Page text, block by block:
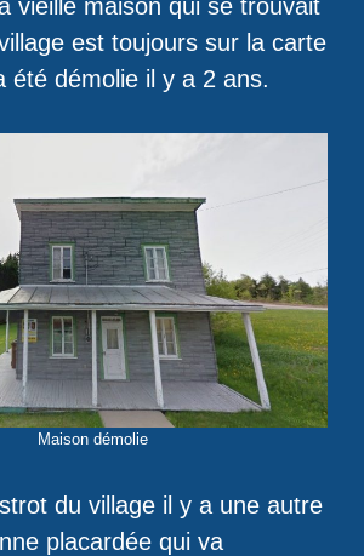
vieille maison qui se trouvait
est toujours sur la carte
été démolie il y a 2 ans.
Maison démolie
du village il y a une autre
placardée qui va